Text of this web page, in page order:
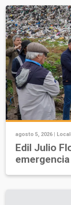
agosto 5, 2026 |
Edil Julio